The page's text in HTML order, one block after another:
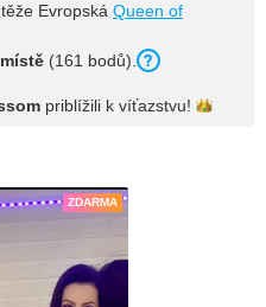
Evropská Queen of
(161 bodů).
priblížili k víťazstvu!
ZDARMA